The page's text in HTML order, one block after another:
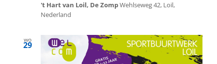
't Hart van Loil, De ZompWehlseweg 42, Loil,
Nederland
wo
29